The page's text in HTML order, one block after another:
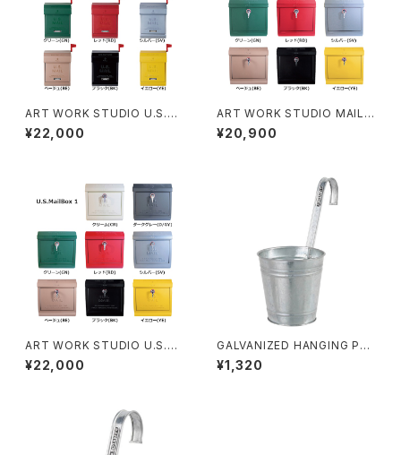
ART WORK STUDIO U.S.M
AILBOX2 メールボックス ポス
ト 全8色
¥22,000
ART WORK STUDIO MAILB
OX1 メールボックス ポスト 全8
色
¥20,900
ART WORK STUDIO U.S.M
AILBOX1 メールボックス ポス
ト 全8色
¥22,000
GALVANIZED HANGING PO
T COVER 15 ハンギングポット
ガルバナイズド 鉢カバー
¥1,320